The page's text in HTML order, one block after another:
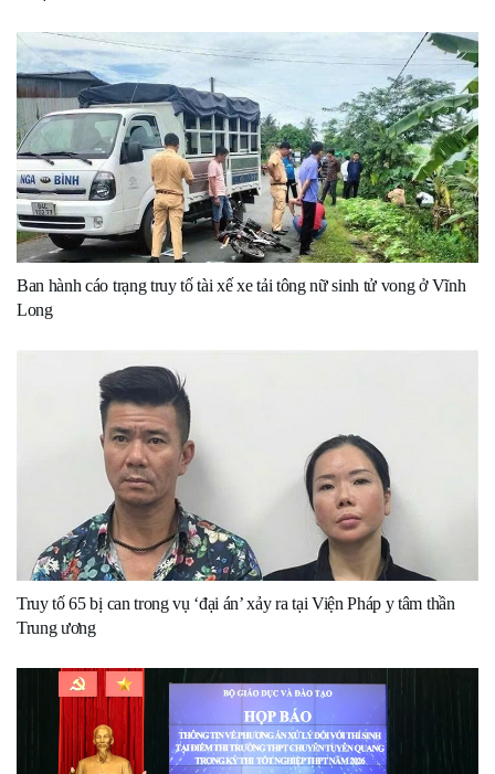
Ban hành cáo trạng truy tố tài xế xe tải tông nữ sinh tử vong ở Vĩnh
Long
Truy tố 65 bị can trong vụ ‘đại án’ xảy ra tại Viện Pháp y tâm thần
Trung ương